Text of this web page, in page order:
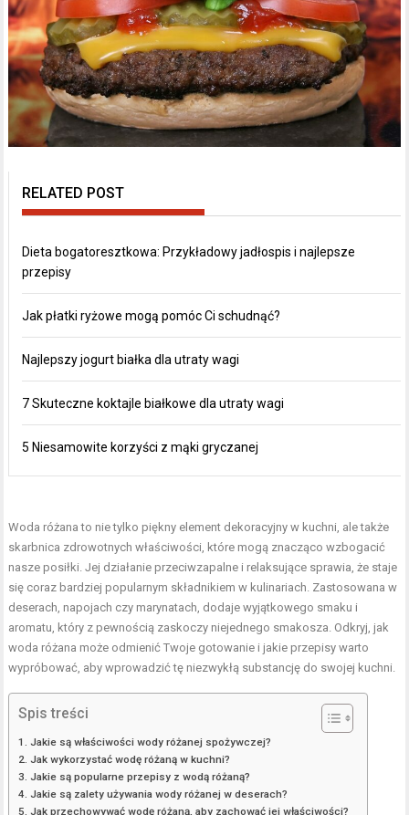
RELATED POST
Dieta bogatoresztkowa: Przykładowy jadłospis i najlepsze
przepisy
Jak płatki ryżowe mogą pomóc Ci schudnąć?
Najlepszy jogurt białka dla utraty wagi
7 Skuteczne koktajle białkowe dla utraty wagi
5 Niesamowite korzyści z mąki gryczanej
Woda różana to nie tylko piękny element dekoracyjny w kuchni, ale także
skarbnica zdrowotnych właściwości, które mogą znacząco wzbogacić
nasze posiłki. Jej działanie przeciwzapalne i relaksujące sprawia, że staje
się coraz bardziej popularnym składnikiem w kulinariach. Zastosowana w
deserach, napojach czy marynatach, dodaje wyjątkowego smaku i
aromatu, który z pewnością zaskoczy niejednego smakosza. Odkryj, jak
woda różana może odmienić Twoje gotowanie i jakie przepisy warto
wypróbować, aby wprowadzić tę niezwykłą substancję do swojej kuchni.
Spis treści
Jakie są właściwości wody różanej spożywczej?
Jak wykorzystać wodę różaną w kuchni?
Jakie są popularne przepisy z wodą różaną?
Jakie są zalety używania wody różanej w deserach?
Jak przechowywać wodę różaną, aby zachować jej właściwości?